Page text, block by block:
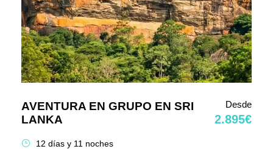
AVENTURA EN GRUPO EN SRI
LANKA
Desde
2.895€
12 días y 11 noches